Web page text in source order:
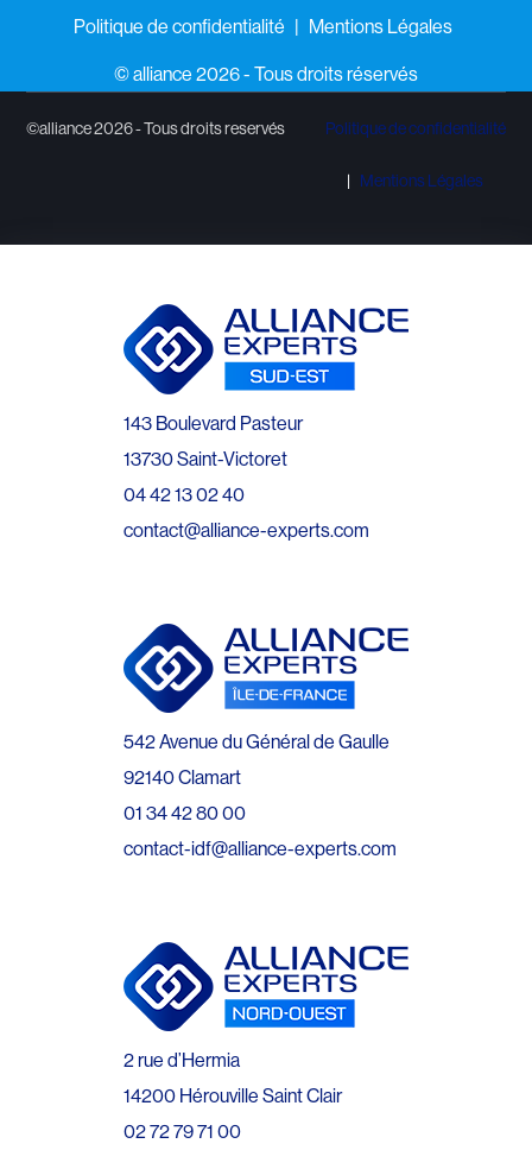
Politique de confidentialité
Mentions Légales
©️ alliance 2026 - Tous droits réservés
©alliance 2026 - Tous droits reservés Politique de confidentialité
Mentions Légales
143 Boulevard Pasteur
13730 Saint-Victoret
04 42 13 02 40
contact@alliance-experts.com
542 Avenue du Général de Gaulle
92140 Clamart
01 34 42 80 00
contact-idf@alliance-experts.com
2 rue d’Hermia
14200 Hérouville Saint Clair
02 72 79 71 00